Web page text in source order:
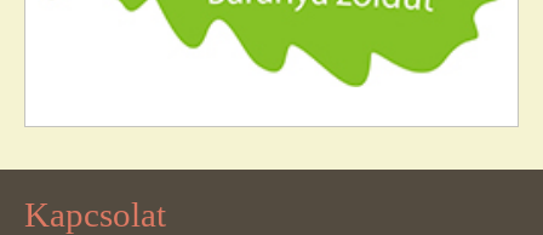
Kapcsolat